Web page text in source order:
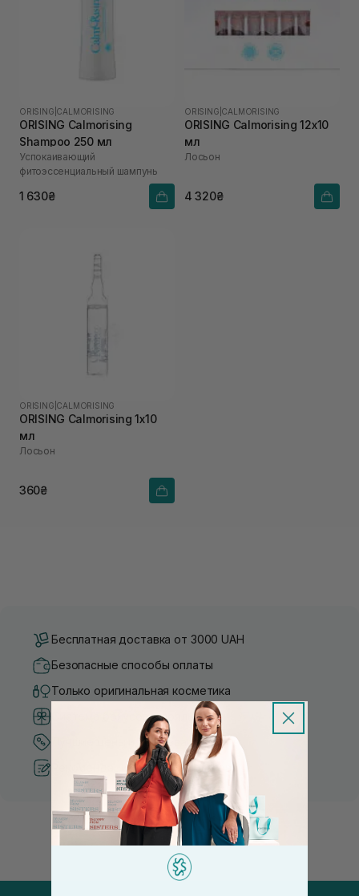
ORISING CALMORISING
ORISING Calmorising
Shampoo 250 мл
Успокаивающий
фитоэссенциальный шампунь
1 630₴
ORISING CALMORISING
ORISING Calmorising 12х10
мл
Лосьон
4 320₴
ORISING CALMORISING
ORISING Calmorising 1х10
мл
Лосьон
360₴
Бесплатная доставка от 3000 UAH
Безопасные способы оплаты
Только оригинальная косметика
Система бонусов и лояльности
Лучшие цены и топ товары
Рекомендации от косметологов